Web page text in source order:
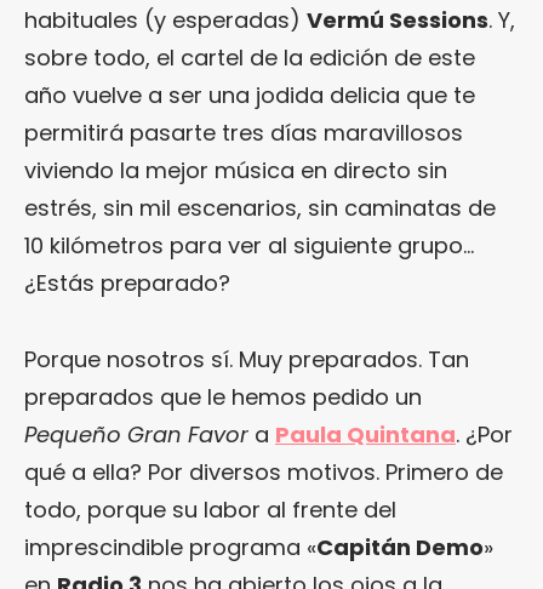
habituales (y esperadas) Vermú Sessions. Y,
sobre todo, el cartel de la edición de este
año vuelve a ser una jodida delicia que te
permitirá pasarte tres días maravillosos
viviendo la mejor música en directo sin
estrés, sin mil escenarios, sin caminatas de
10 kilómetros para ver al siguiente grupo…
¿Estás preparado?
Porque nosotros sí. Muy preparados. Tan
preparados que le hemos pedido un
Pequeño Gran Favor a Paula Quintana. ¿Por
qué a ella? Por diversos motivos. Primero de
todo, porque su labor al frente del
imprescindible programa «Capitán Demo»